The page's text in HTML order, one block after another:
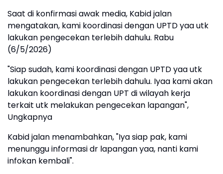
Saat di konfirmasi awak media, Kabid jalan
mengatakan, kami koordinasi dengan UPTD yaa utk
lakukan pengecekan terlebih dahulu. Rabu
(6/5/2026)
"Siap sudah, kami koordinasi dengan UPTD yaa utk
lakukan pengecekan terlebih dahulu. Iyaa kami akan
lakukan koordinasi dengan UPT di wilayah kerja
terkait utk melakukan pengecekan lapangan",
Ungkapnya
Kabid jalan menambahkan, "Iya siap pak, kami
menunggu informasi dr lapangan yaa, nanti kami
infokan kembali".